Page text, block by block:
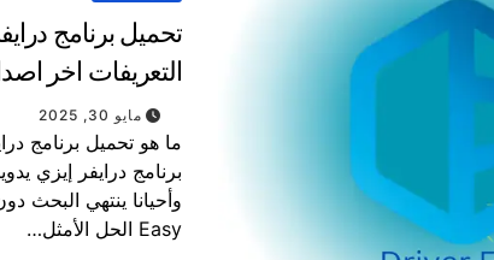
التعريفات اخر
مايو 30, 2025
برنامج درايفر إيزي
Easy الحل الأمثل…